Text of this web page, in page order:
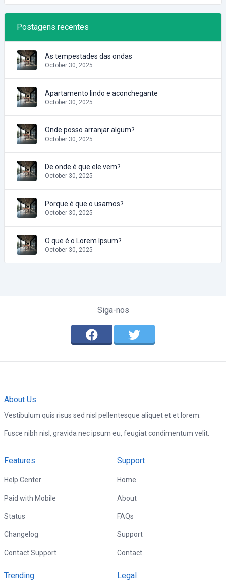
Postagens recentes
As tempestades das ondas
October 30, 2025
Apartamento lindo e aconchegante
October 30, 2025
Onde posso arranjar algum?
October 30, 2025
De onde é que ele vem?
October 30, 2025
Porque é que o usamos?
October 30, 2025
O que é o Lorem Ipsum?
October 30, 2025
Siga-nos
About Us
Vestibulum quis risus sed nisl pellentesque aliquet et et lorem.
Fusce nibh nisl, gravida nec ipsum eu, feugiat condimentum velit.
Features
Help Center
Paid with Mobile
Status
Changelog
Contact Support
Support
Home
About
FAQs
Support
Contact
Trending Legal